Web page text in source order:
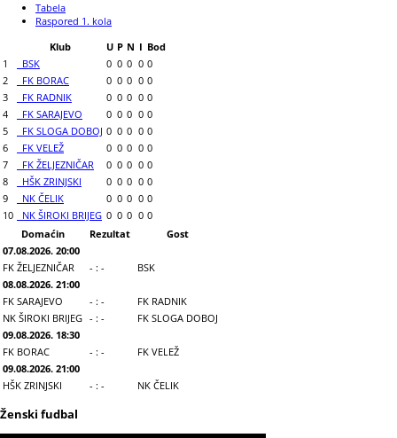
Tabela
Raspored 1. kola
Klub
U P N I Bod
1
BSK 0 0 0 0 0
2
FK BORAC 0 0 0 0 0
3
FK RADNIK 0 0 0 0 0
4
FK SARAJEVO 0 0 0 0 0
5
FK SLOGA DOBOJ 0 0 0 0 0
6
FK VELEŽ 0 0 0 0 0
7
FK ŽELJEZNIČAR 0 0 0 0 0
8
HŠK ZRINJSKI 0 0 0 0 0
9
NK ČELIK 0 0 0 0 0
10
NK ŠIROKI BRIJEG 0 0 0 0 0
Domaćin
Rezultat
Gost
07.08.2026. 20:00
FK ŽELJEZNIČAR
- : -
BSK
08.08.2026. 21:00
FK SARAJEVO
- : -
FK RADNIK
NK ŠIROKI BRIJEG - : -
FK SLOGA DOBOJ
09.08.2026. 18:30
FK BORAC
- : -
FK VELEŽ
09.08.2026. 21:00
HŠK ZRINJSKI
- : - NK ČELIK
Ženski fudbal